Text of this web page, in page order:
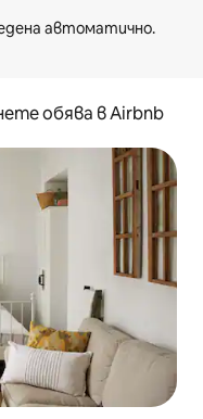
обява в Airbnb